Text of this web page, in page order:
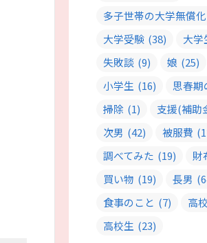
多子世帯の大学無償化
大学受験 (38) 大学
失敗談 (9) 娘 (25)
小学生 (16) 思春期
掃除 (1) 支援(補助
次男 (42) 被服費
調べてみた (19) 財
買い物 (19) 長男
食事のこと (7) 高
高校生 (23)